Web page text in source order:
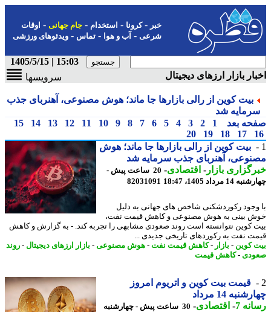
-کرونا-استخدام- جام جهانی-اوقات
شرعی-آب و هوا-تماس-ویدئوهای ورزشی
15:03 | 1405/5/15
بازار ارزهای دیجیتال
سرویسها
بیت کوین از رالی بازارها جا ماند؛ هوش مصنوعی، آهنربای جذب
شد
بعد
1
2
3
4
5
6
7
8
9
10
11
12
13
14
15
17
18
19
20
بیت کوین از رالی بازارها جا ماند؛ هوش
آهنربای جذب سرمایه شد
بازار- اقتصادی-
20 ساعت پیش -
مرداد 1405، 18:47
82031091
رکوردشکنی شاخص های جهانی به دلیل
بینی به هوش مصنوعی و کاهش قیمت نفت،
کوین نتوانسته است روند صعودی مشابهی را تجربه کند. - به گزارش و کاهش
نفت به رکوردهای تاریخی جدیدی ...
کوین-بازار - کاهش قیمت نفت -هوش مصنوعی-بازار ارزهای دیجیتال-روند
-کاهش قیمت
قیمت بیت کوین و اتریوم امروز
14 مرداد
7
-اقتصادی-
30 ساعت پیش - چهارشنبه